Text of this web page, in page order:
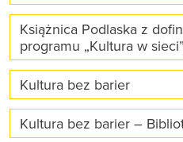
Książnica Podlaska z
programu „Kultura w sieci”
Kultura bez barier
Kultura bez barier –